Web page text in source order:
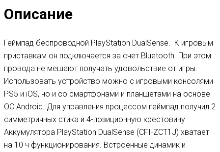
Описание
Геймпад беспроводной PlayStation DualSense. К игровым
приставкам он подключается за счет Bluetooth. При этом
провода не мешают получать удовольствие от игры.
Использовать устройство можно с игровыми консолями
PS5 и iOS, но и со смартфонами и планшетами на основе
ОС Android. Для управления процессом геймпад получил 2
симметричных стика и 4-позиционную крестовину.
Аккумулятора PlayStation DualSense (CFI-ZCT1J) хватает
на 10 ч функционирования. Встроенные динамик и